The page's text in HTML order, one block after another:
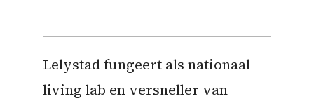
Lelystad fungeert als nationaal
living lab en versneller van